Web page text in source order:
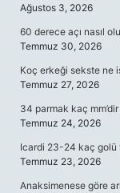
Ağustos 3, 2026
60 derece açı nasıl
Temmuz 30, 2026
Koç erkeği sekste ne
Temmuz 27, 2026
34 parmak kaç mm’dir
Temmuz 24, 2026
Icardi 23-24 kaç golü
Temmuz 23, 2026
Anaksimenese göre